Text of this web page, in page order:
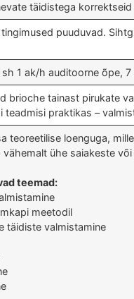
täidistega
puuduvad.
1 ak/h auditoorne õpe,
brioche tainast pirukate
teadmisi praktikas –
teoreetilise loenguga,
ühe saiakeste
teemad:
meetodil
täidiste valmistamine